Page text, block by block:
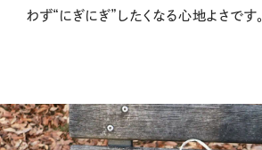
わず“にぎにぎ”したくなる心地よさです。